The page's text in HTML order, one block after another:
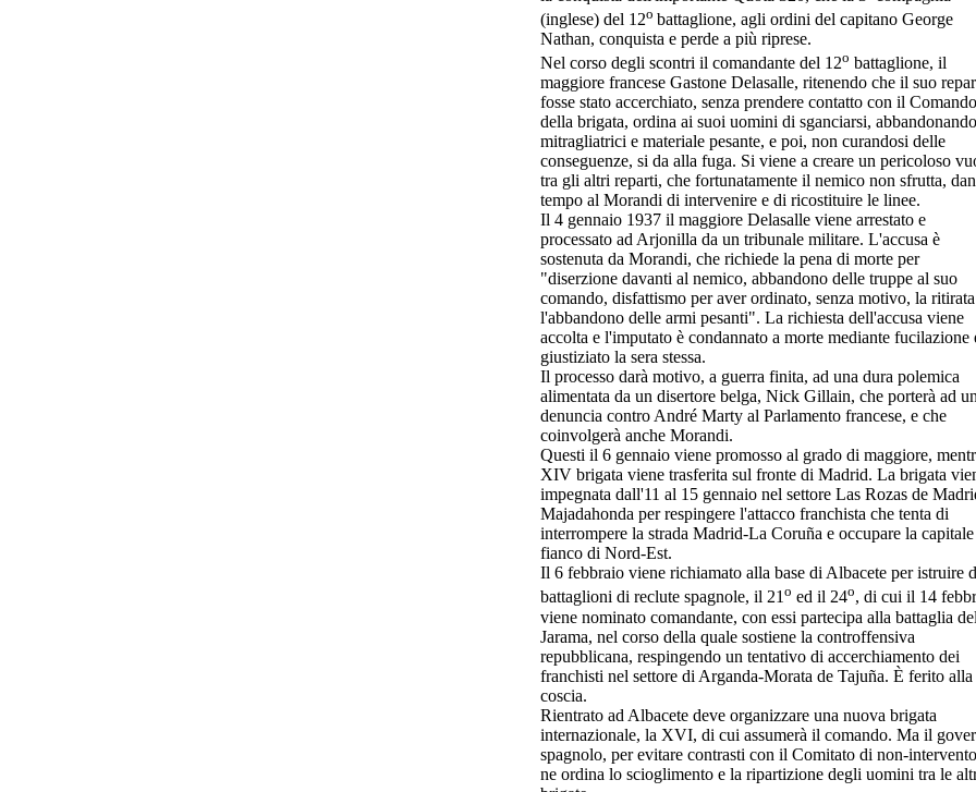
(inglese) del 12o battaglione, agli ordini del capitano George
Nathan, conquista e perde a più riprese.
Nel corso degli scontri il comandante del 12o battaglione, il
maggiore francese Gastone Delasalle, ritenendo che il suo
fosse stato accerchiato, senza prendere contatto con il Comando
della brigata, ordina ai suoi uomini di sganciarsi, abbandonando
mitragliatrici e materiale pesante, e poi, non curandosi delle
conseguenze, si da alla fuga. Si viene a creare un pericoloso
tra gli altri reparti, che fortunatamente il nemico non sfrutta,
tempo al Morandi di intervenire e di ricostituire le linee.
Il 4 gennaio 1937 il maggiore Delasalle viene arrestato e
processato ad Arjonilla da un tribunale militare. L'accusa è
sostenuta da Morandi, che richiede la pena di morte per
"diserzione davanti al nemico, abbandono delle truppe al suo
comando, disfattismo per aver ordinato, senza motivo, la
l'abbandono delle armi pesanti". La richiesta dell'accusa viene
accolta e l'imputato è condannato a morte mediante fucilazione
giustiziato la sera stessa.
Il processo darà motivo, a guerra finita, ad una dura polemica
alimentata da un disertore belga, Nick Gillain, che porterà ad
denuncia contro André Marty al Parlamento francese, e che
coinvolgerà anche Morandi.
Questi il 6 gennaio viene promosso al grado di maggiore,
XIV brigata viene trasferita sul fronte di Madrid. La brigata
impegnata dall'11 al 15 gennaio nel settore Las Rozas de
Majadahonda per respingere l'attacco franchista che tenta di
interrompere la strada Madrid-La Coruña e occupare la
fianco di Nord-Est.
Il 6 febbraio viene richiamato alla base di Albacete per istruire
battaglioni di reclute spagnole, il 21o ed il 24o, di cui il 14
viene nominato comandante, con essi partecipa alla battaglia del
Jarama, nel corso della quale sostiene la controffensiva
repubblicana, respingendo un tentativo di accerchiamento dei
franchisti nel settore di Arganda-Morata de Tajuña. È ferito alla
coscia.
Rientrato ad Albacete deve organizzare una nuova brigata
internazionale, la XVI, di cui assumerà il comando. Ma il
spagnolo, per evitare contrasti con il Comitato di non-
ne ordina lo scioglimento e la ripartizione degli uomini tra le